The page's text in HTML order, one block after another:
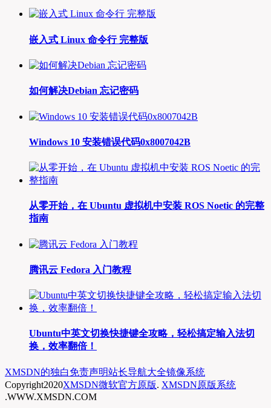
嵌入式 Linux 命令行 完整版
如何解决Debian 忘记密码
Windows 10 安装错误代码0x8007042B
从零开始，在 Ubuntu 虚拟机中安装 ROS Noetic 的完整
指南
腾讯云 Fedora 入门教程
Ubuntu中英文切换快捷键全攻略，轻松搞定输入法切
换，效率翻倍！
XMSDN的独白免责声明站长导航大全镜像系统
Copyright2020XMSDN微软官方原版. XMSDN原版系统
.WWW.XMSDN.COM